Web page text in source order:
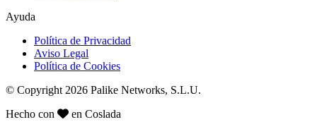
Ayuda
Política de Privacidad
Aviso Legal
Política de Cookies
© Copyright 2026 Palike Networks, S.L.U.
Hecho con
en Coslada